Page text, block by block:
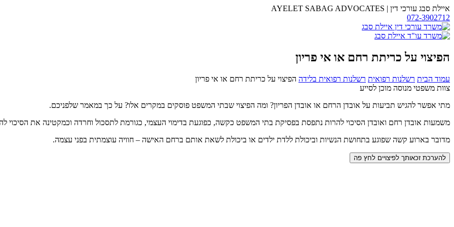
דלג
לתוכן
איילת סבג עורכי דין |
AYELET SABAG ADVOCATES
072-3902712
משרד
עו"ד
סבג
הפיצוי על כריתת רחם או אי פריון
עמוד הבית רשלנות רפואית רשלנות רפואית בלידה הפיצוי על כריתת רחם או אי פריון
צוות משפטי מנוסה מוכן לסייע
מתי אפשר להגיש תביעות על אובדן הרחם או אובדן הפריון? ומה הפיצוי שבתי המשפט פוסקים במקרים אלו? על כך במאמר שלפניכם.
משמעות אובדן רחם ואובדן הסיכוי להרות נתפסת בפסיקת בתי המשפט כקשה, כפוגעת בדימוי העצמי, כגורמת לתסכול וחרדה וכמקטינה את הסיכוי
מדובר בארוע קשה שפוגע בתחושת הנשיות וביכולת ללדת ילדים או ביכולת לשאת אותם ברחם האישה – חוויה עוצמתית בפני עצמה.
להערכת זכאותך לפיצויים לחץ פה